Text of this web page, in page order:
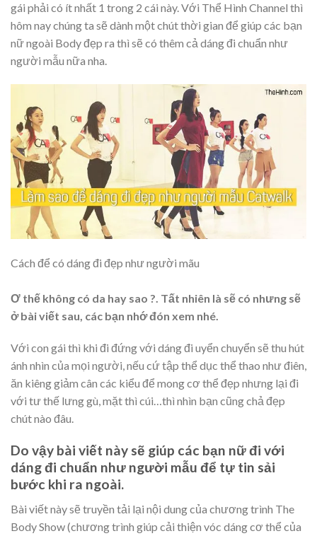
gái phải có ít nhất 1 trong 2 cái này. Với Thể Hình Channel thì
hôm nay chúng ta sẽ dành một chút thời gian để giúp các bạn
nữ ngoài Body đẹp ra thì sẽ có thêm cả dáng đi chuẩn như
người mẫu nữa nha.
Cách để có dáng đi đẹp như người mãu
Ơ thế không có da hay sao ?. Tất nhiên là sẽ có nhưng sẽ
ở bài viết sau, các bạn nhớ đón xem nhé.
Với con gái thì khi đi đứng với dáng đi uyển chuyển sẽ thu hút
ánh nhìn của mọi người, nếu cứ tập thể dục thể thao như điên,
ăn kiêng giảm cân các kiểu để mong cơ thể đẹp nhưng lại đi
với tư thế lưng gù, mặt thì cúi…thì nhìn bạn cũng chả đẹp
chút nào đâu.
Do vậy bài viết này sẽ giúp các bạn nữ đi với
dáng đi chuẩn như người mẫu để tự tin sải
bước khi ra ngoài.
Bài viết này sẽ truyền tải lại nội dung của chương trình The
Body Show (chương trình giúp cải thiện vóc dáng cơ thể của